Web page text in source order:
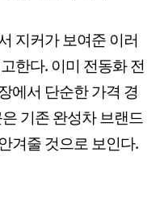
지커가 보여준 이러
한다. 이미 전동화 전
에서 단순한 가격 경
기존 완성차 브랜드
겨줄 것으로 보인다.